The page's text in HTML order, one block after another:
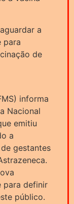
a
para
de
informa
Nacional
emitiu
a
gestantes
para definir
público.